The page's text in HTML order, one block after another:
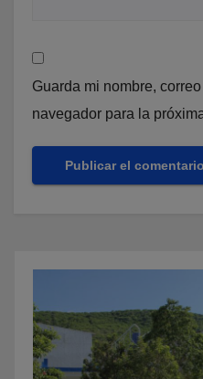
Guarda mi nombre,
navegador para la